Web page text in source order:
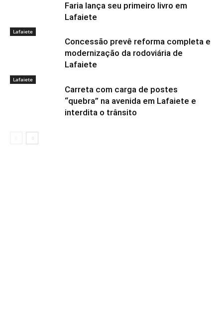
Faria lança seu primeiro livro em
Lafaiete
Lafaiete
Concessão prevê reforma completa e
modernização da rodoviária de
Lafaiete
Lafaiete
Carreta com carga de postes
“quebra” na avenida em Lafaiete e
interdita o trânsito